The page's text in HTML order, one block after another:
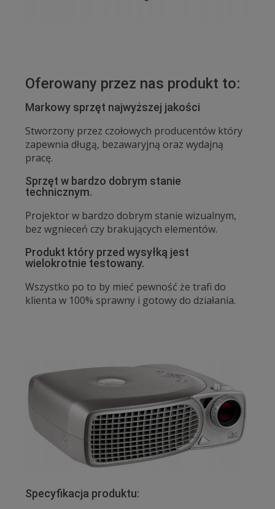
Oferowany przez nas produkt to:
Markowy sprzęt najwyższej jakości
Stworzony przez czołowych producentów który
zapewnia długą, bezawaryjną oraz wydajną
pracę.
Sprzęt w bardzo dobrym stanie
technicznym.
Projektor w bardzo dobrym stanie wizualnym,
bez wgnieceń czy brakujących elementów.
Produkt który przed wysyłką jest
wielokrotnie testowany.
Wszystko po to by mieć pewność że trafi do
klienta w 100% sprawny i gotowy do działania.
Specyfikacja produktu: